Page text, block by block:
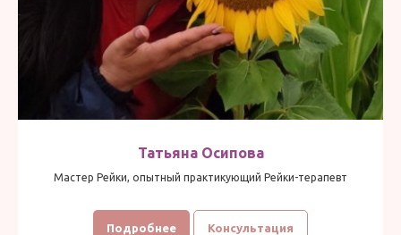
Татьяна Осипова
Мастер Рейки, опытный практикующий Рейки-терапевт
Подробнее Консультация